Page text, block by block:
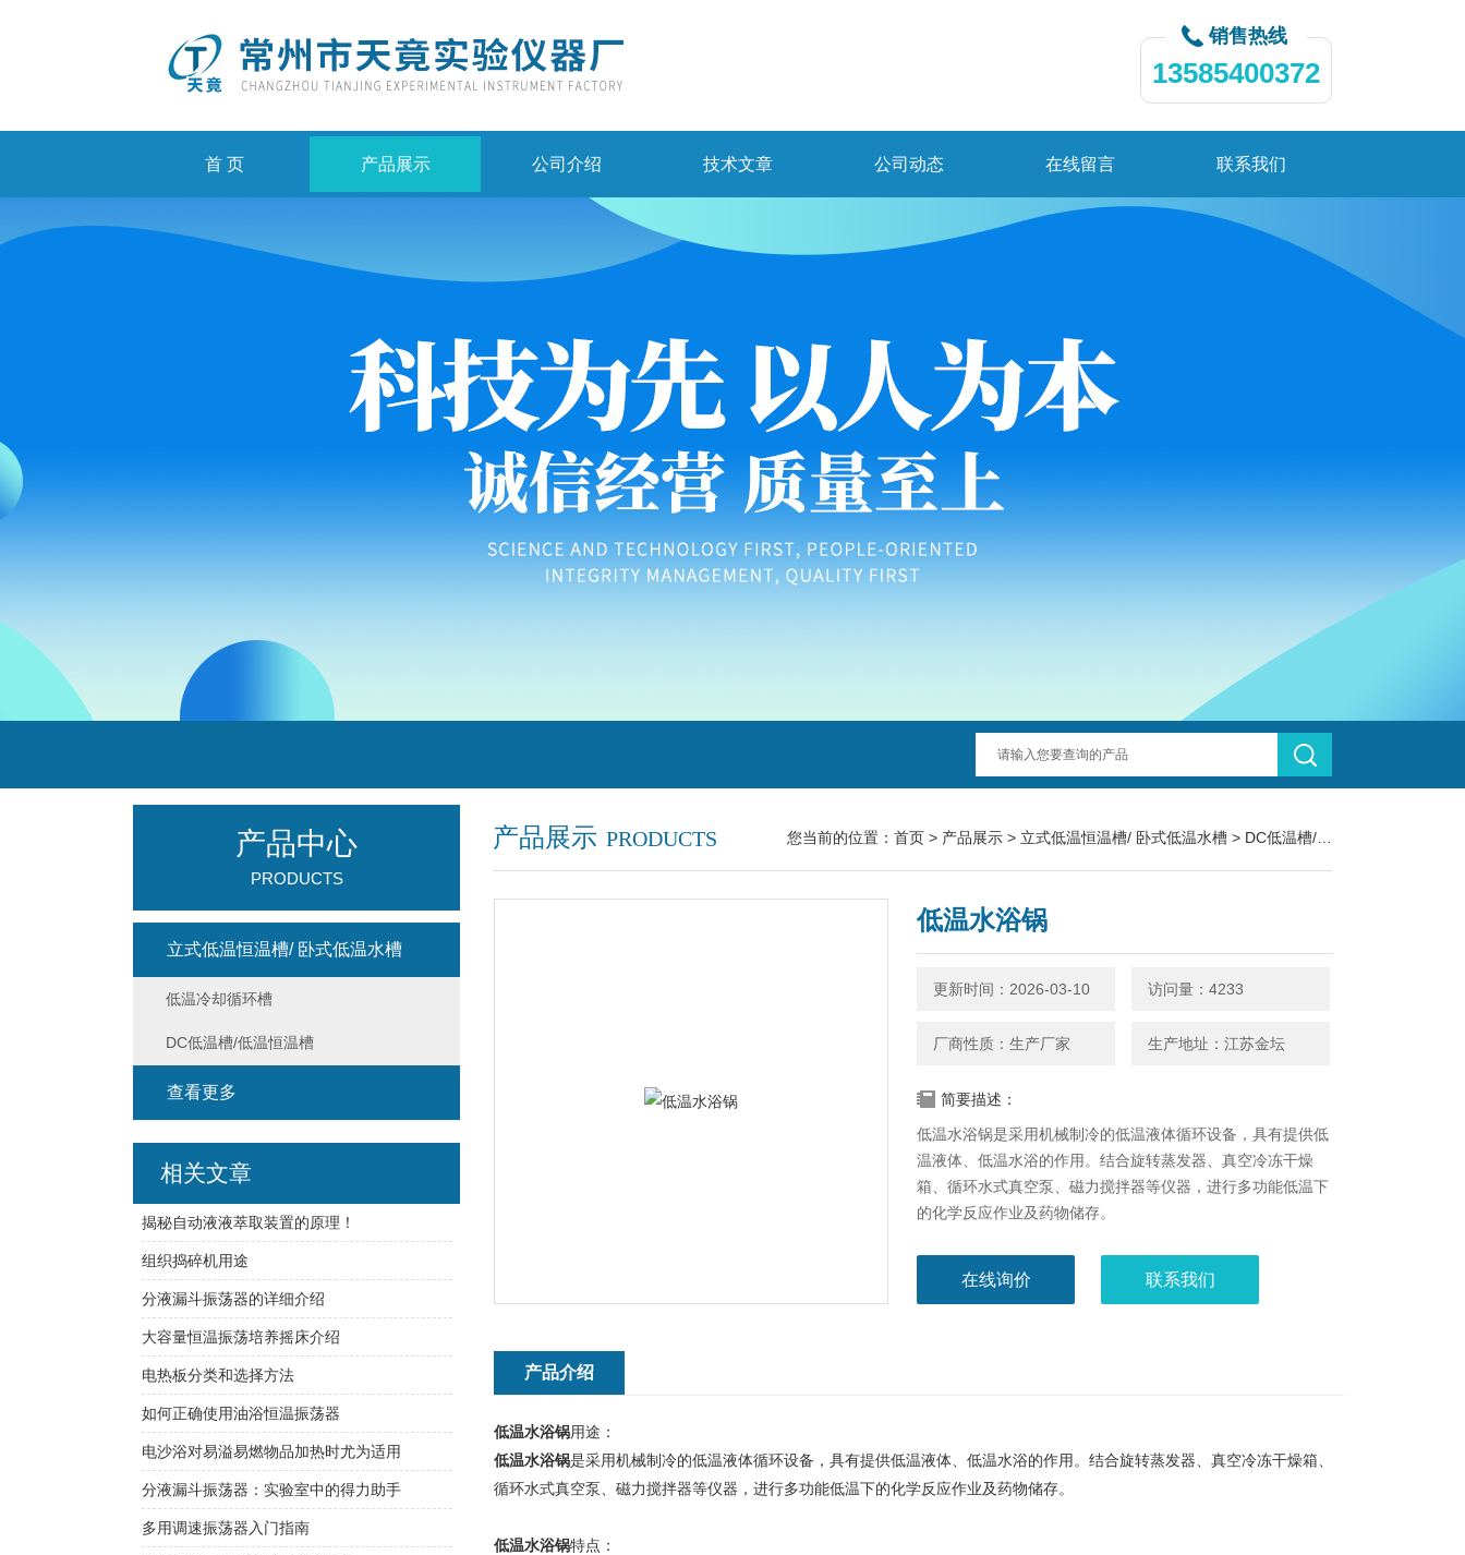
销售热线
13585400372
首 页 产品展示 公司介绍 技术文章 公司动态 在线留言 联系我们
产品展示 PRODUCTS 您当前的位置： 首页 > 产品展示 > 立式低温恒温槽/ 卧式低温水槽 > DC低温槽/低温恒温槽
低温水浴锅
更新时间：2026-03-10 访问量：4233
厂商性质：生产厂家 生产地址：江苏金坛
简要描述：
低温水浴锅是采用机械制冷的低温液体循环设备，具有提供低
温液体、低温水浴的作用。结合旋转蒸发器、真空冷冻干燥
箱、循环水式真空泵、磁力搅拌器等仪器，进行多功能低温下
的化学反应作业及药物储存。
在线询价 联系我们
产品介绍
低温水浴锅用途：
低温水浴锅是采用机械制冷的低温液体循环设备，具有提供低温液体、低温水浴的作用。结合旋转蒸发器、真空冷冻干燥箱、
循环水式真空泵、磁力搅拌器等仪器，进行多功能低温下的化学反应作业及药物储存。
低温水浴锅特点：
产品中心
PRODUCTS
立式低温恒温槽/ 卧式低温水槽
低温冷却循环槽
DC低温槽/低温恒温槽
查看更多
相关文章
揭秘自动液液萃取装置的原理！
组织捣碎机用途
分液漏斗振荡器的详细介绍
大容量恒温振荡培养摇床介绍
电热板分类和选择方法
如何正确使用油浴恒温振荡器
电沙浴对易溢易燃物品加热时尤为适用
分液漏斗振荡器：实验室中的得力助手
多用调速振荡器入门指南